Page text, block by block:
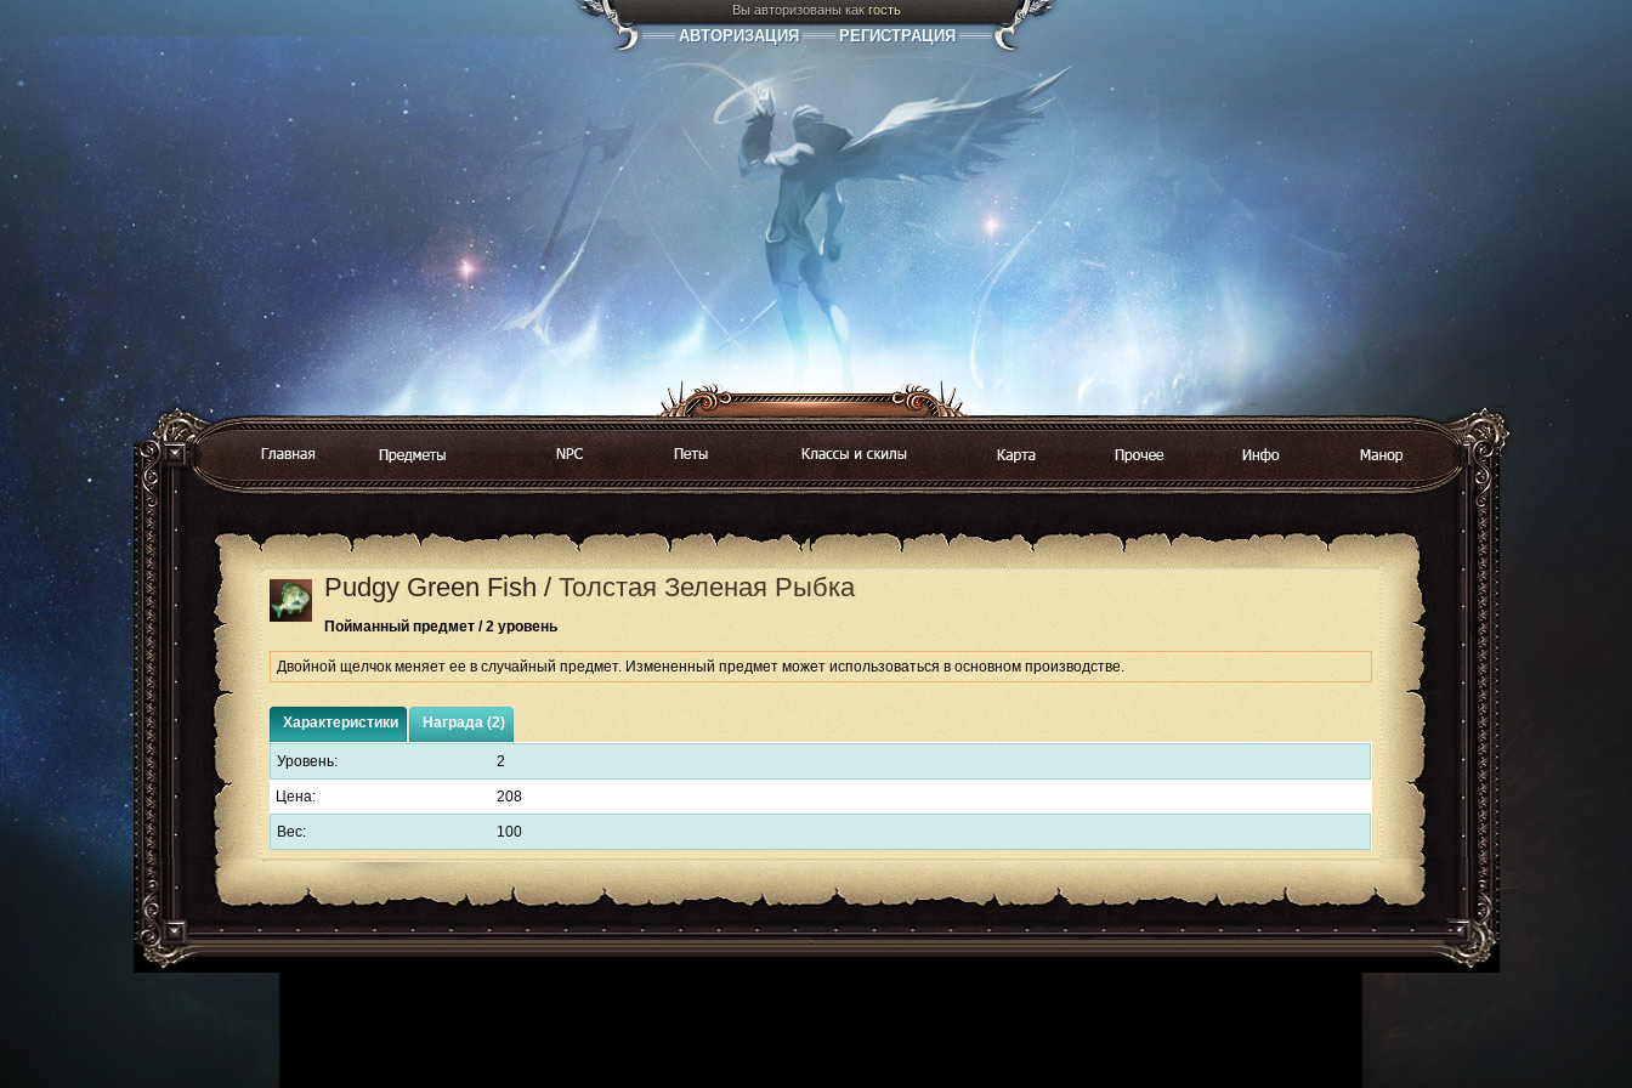
Вы авторизованы как гость
АВТОРИЗАЦИЯ РЕГИСТРАЦИЯ
Pudgy Green Fish / Толстая Зеленая Рыбка
Пойманный предмет / 2 уровень
Двойной щелчок меняет ее в случайный предмет. Измененный предмет может использоваться в основном производстве.
Характеристики Награда (2)
Уровень: 2
Цена: 208
Вес: 100